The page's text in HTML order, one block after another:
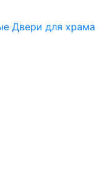
Двери для храма